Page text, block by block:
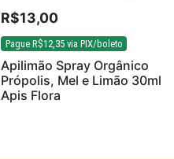
R$13,00
Pague R$12,35 via PIX/boleto
Apilimão Spray Orgânico
Própolis, Mel e Limão 30ml
Apis Flora